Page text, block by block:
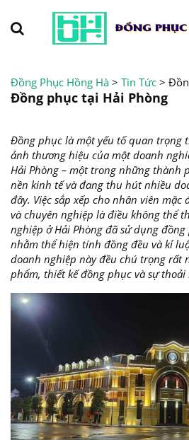
Đồng Phục Hồng Hà > Tin Tức >
Đồng phục tại Hải Phòng
Đồng phục là một yếu tố quan trọng
ảnh thương hiệu của một doanh
Hải Phòng – một trong những thành
nền kinh tế và đang thu hút nhiều
đây. Việc sắp xếp cho nhân viên
và chuyên nghiệp là điều không thể
nghiệp ở Hải Phòng đã sử dụng
nhằm thể hiện tính đồng đều và kỉ
doanh nghiệp này đều chú trọng rất
phẩm, thiết kế đồng phục và sự thoải